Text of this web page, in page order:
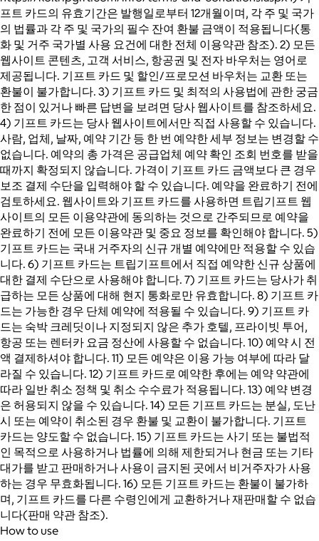
프트 카드의 유효기간은 발행일로부터 12개월이며, 각 주 및 국가
의 법률과 각 주 및 국가의 필수 잔여 환불 금액이 적용됩니다(통
화 및 거주 국가별 사용 요건에 대한 전체 이용약관 참조). 2) 모든
웹사이트 콘텐츠, 고객 서비스, 항공권 및 전자 바우처는 영어로
제공됩니다. 기프트 카드 및 할인/프로모션 바우처는 교환 또는
환불이 불가합니다. 3) 기프트 카드 및 최적의 사용법에 관한 궁금
한 점이 있거나 빠른 답변을 보려면 당사 웹사이트를 참조하세요.
4) 기프트 카드는 당사 웹사이트에서만 직접 사용할 수 있습니다.
사람, 업체, 날짜, 예약 기간 등 한 번 예약한 세부 정보는 변경할 수
없습니다. 예약의 총 가격은 공급업체 예약 확인 조회 번호를 받을
때까지 확정되지 않습니다. 가격이 기프트 카드 금액보다 큰 경우
보조 결제 수단을 입력해야 할 수 있습니다. 예약을 완료하기 전에
검토하세요. 웹사이트와 기프트 카드를 사용하면 트립기프트 웹
사이트의 모든 이용약관에 동의하는 것으로 간주되므로 예약을
완료하기 전에 모든 이용약관 및 중요 정보를 확인해야 합니다. 5)
기프트 카드는 국내 거주자의 신규 개별 예약에만 적용할 수 있습
니다. 6) 기프트 카드는 트립기프트에서 직접 예약한 신규 상품에
대한 결제 수단으로 사용해야 합니다. 7) 기프트 카드는 당사가 취
급하는 모든 상품에 대해 현지 통화로만 유효합니다. 8) 기프트 카
드는 가능한 경우 단체 예약에 적용될 수 있습니다. 9) 기프트 카
드는 숙박 크레딧이나 지정되지 않은 추가 호텔, 프라이빗 투어,
항공 또는 렌터카 요금 정산에 사용할 수 없습니다. 10) 예약 시 전
액 결제하셔야 합니다. 11) 모든 예약은 이용 가능 여부에 따라 달
라질 수 있습니다. 12) 기프트 카드로 예약한 후에는 예약 약관에
따라 일반 취소 정책 및 취소 수수료가 적용됩니다. 13) 예약 변경
은 허용되지 않을 수 있습니다. 14) 모든 기프트 카드는 분실, 도난
시 또는 예약이 취소된 경우 환불 및 교환이 불가합니다. 기프트
카드는 양도할 수 없습니다. 15) 기프트 카드는 사기 또는 불법적
인 목적으로 사용하거나 법률에 의해 제한되거나 현금 또는 기타
대가를 받고 판매하거나 사용이 금지된 곳에서 비거주자가 사용
하는 경우 무효화됩니다. 16) 모든 기프트 카드는 환불이 불가하
며, 기프트 카드를 다른 수령인에게 교환하거나 재판매할 수 없습
니다(판매 약관 참조).
How to use